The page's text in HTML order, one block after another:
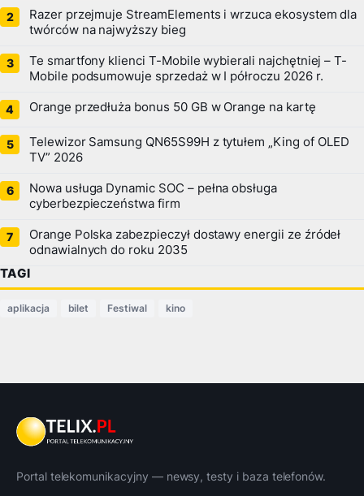
Razer przejmuje StreamElements i wrzuca ekosystem dla
twórców na najwyższy bieg
Te smartfony klienci T-Mobile wybierali najchętniej – T-
Mobile podsumowuje sprzedaż w I półroczu 2026 r.
Orange przedłuża bonus 50 GB w Orange na kartę
Telewizor Samsung QN65S99H z tytułem „King of OLED
TV” 2026
Nowa usługa Dynamic SOC – pełna obsługa
cyberbezpieczeństwa firm
Orange Polska zabezpieczył dostawy energii ze źródeł
odnawialnych do roku 2035
TAGI
aplikacja bilet Festiwal kino
Portal telekomunikacyjny — newsy, testy i baza telefonów.